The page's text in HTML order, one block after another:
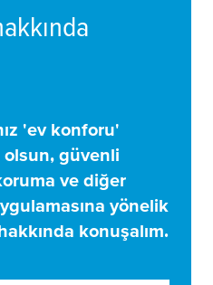
'ev konforu'
olsun, güvenli
ve diğer
yönelik
konuşalım.